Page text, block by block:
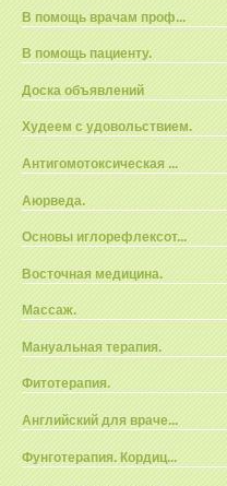
В помощь врачам проф...
В помощь пациенту.
Доска объявлений
Худеем с удовольствием.
Антигомотоксическая ...
Аюрведа.
Основы иглорефлексот...
Восточная медицина.
Массаж.
Мануальная терапия.
Фитотерапия.
Английский для враче...
Фунготерапия. Кордиц...